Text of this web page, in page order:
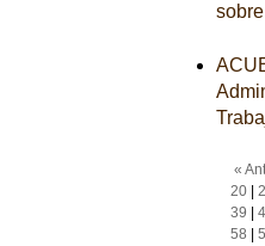
«
20|
39
58